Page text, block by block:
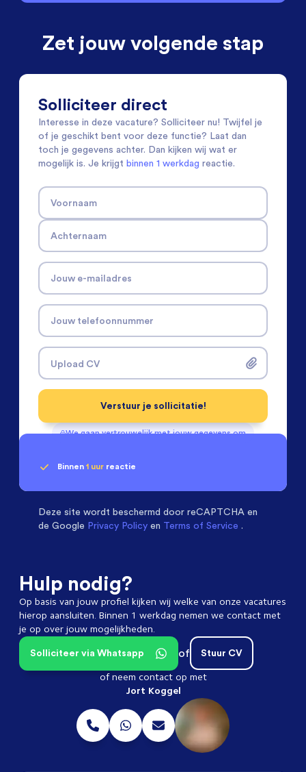
Zet jouw volgende stap
Solliciteer direct
Interesse in deze vacature? Solliciteer nu! Twijfel je
of je geschikt bent voor deze functie? Laat dan
toch je gegevens achter. Dan kijken wij wat er
mogelijk is. Je krijgt binnen 1 werkdag reactie.
Voornaam
Achternaam
Jouw e-mailadres
Jouw telefoonnummer
Upload CV
We gaan vertrouwelijk met jouw gegevens om
Verstuur je sollicitatie!
Binnen 1 uur reactie
met een 9.3
Deze site wordt beschermd door reCAPTCHA en
de Google Privacy Policy en Terms of Service .
Hulp nodig?
Op basis van jouw profiel kijken wij welke van onze vacatures
hierop aansluiten. Binnen 1 werkdag nemen we contact met
je op over jouw mogelijkheden.
Stuur CV
of
Solliciteer via Whatsapp
of neem contact op met
Jort Koggel